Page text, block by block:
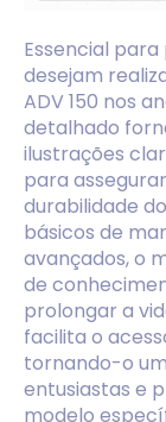
Essencial
desejam
ADV 150 nos
detalhado
ilustrações
para
durabilidade
básicos de
avançados, o
de
prolongar a
facilita o
tornando-o
entusiastas e
modelo